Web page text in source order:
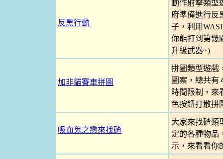
反黑行動
動作射擊類型
府準備進行反
子，利用
你能打到第幾
升級武器~)
加非貓賽車拼圖
拼圖類型遊戲
圖案，總共有
時間限制，來
色按鈕打散拼
吸血鬼之戀來找碴
大家來找碴類
定的各種物品
示，來看看你